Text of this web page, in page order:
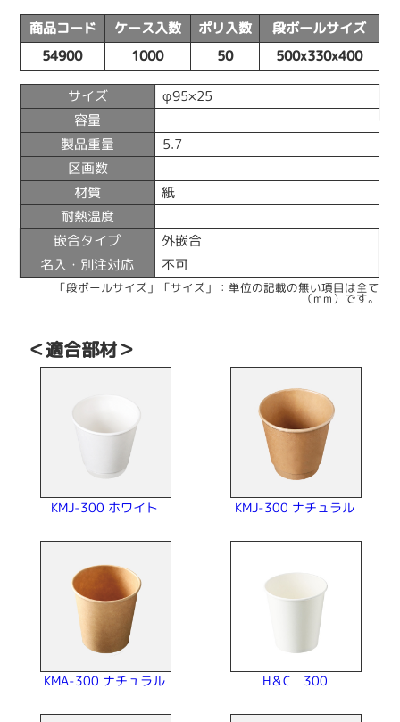
商品コード ケース入数 ポリ入数 段ボールサイズ
54900 1000 50 500x330x400
サイズ φ95×25
容量
製品重量 5.7
区画数
材質 紙
耐熱温度
嵌合タイプ 外嵌合
名入・別注対応 不可
「段ボールサイズ」「サイズ」：単位の記載の無い項目は全て
（mm）です。
＜適合部材＞
KMJ-300 ホワイト KMJ-300 ナチュラル
KMA-300 ナチュラル H＆C 300